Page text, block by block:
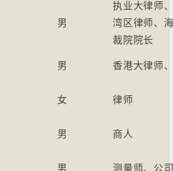
男
执业大律师
湾区律师、
裁院院长
男 香港大律师
女 律师
男 商人
男 测量师、公